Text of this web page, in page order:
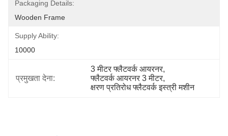
Packaging Details:
Wooden Frame
Supply Ability:
10000
प्रमुखता देना:
3 मीटर फ्लैटवर्क आयरनर,
फ्लैटवर्क आयरनर 3 मीटर,
क्षरण प्रतिरोध फ्लैटवर्क इस्त्री मशीन